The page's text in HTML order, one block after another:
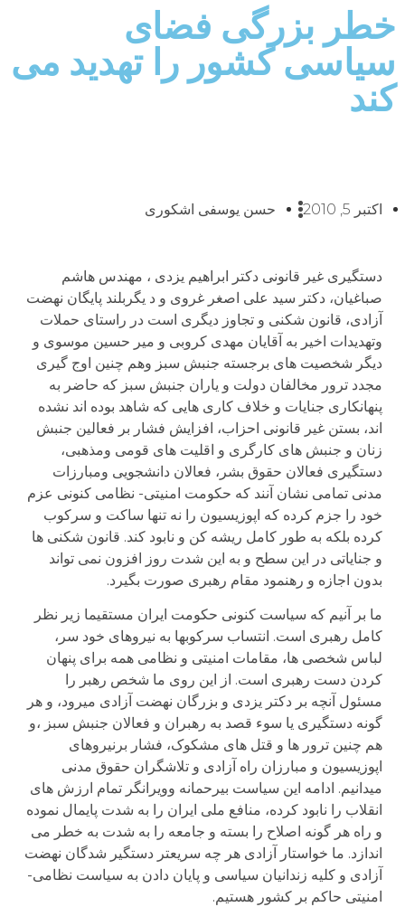
خطر بزرگی فضای
سیاسی کشور را تهدید می
کند
اکتبر 5, 2010 حسن یوسفی اشکوری
دستگيری غير قانونی دکتر ابراھيم يزدی ، مھندس ھاشم
صباغيان، دکتر سيد علی اصغر غروی و د يگربلند پايگان نھضت
آزادی، قانون شکنی و تجاوز ديگری است در راستای حملات
وتھديدات اخير به آقايان مھدی کروبی و مير حسين موسوی و
ديگر شخصيت ھای برجسته جنبش سبز وھم چنين اوج گيری
مجدد ترور مخالفان دولت و ياران جنبش سبز که حاضر به
پنھانکاری جنايات و خلاف کاری ھايی که شاھد بوده اند نشده
اند، بستن غير قانونی احزاب، افزايش فشار بر فعالين جنبش
زنان و جنبش ھای کارگری و اقليت ھای قومی ومذھبی،
دستگيری فعالان حقوق بشر، فعالان دانشجويی ومبارزات
مدنی تمامی نشان آنند که حکومت امنيتی- نظامی کنونی عزم
خود را جزم کرده که اپوزيسيون را نه تنھا ساکت و سرکوب
کرده بلکه به طور کامل ريشه کن و نابود کند. قانون شکنی ھا
و جناياتی در اين سطح و به اين شدت روز افزون نمی تواند
بدون اجازه و رھنمود مقام رھبری صورت بگيرد.
ما بر آنيم که سياست کنونی حکومت ايران مستقيما زير نظر
کامل رھبری است. انتساب سرکوبھا به نيروھای خود سر،
لباس شخصی ھا، مقامات امنيتی و نظامی ھمه برای پنھان
کردن دست رھبری است. از اين روی ما شخص رھبر را
مسئول آنچه بر دکتر يزدی و بزرگان نھضت آزادی ميرود، و ھر
گونه دستگيری يا سوء قصد به رھبران و فعالان جنبش سبز ،و
ھم چنين ترور ھا و قتل ھای مشکوک، فشار برنيروھای
اپوزيسيون و مبارزان راه آزادی و تلاشگران حقوق مدنی
ميدانيم. ادامه اين سياست بيرحمانه وويرانگر تمام ارزش ھای
انقلاب را نابود کرده، منافع ملی ايران را به شدت پايمال نموده
و راه ھر گونه اصلاح را بسته و جامعه را به شدت به خطر می
اندازد. ما خواستار آزادی ھر چه سريعتر دستگير شدگان نھضت
آزادی و کليه زندانيان سياسی و پايان دادن به سياست نظامی-
امنيتی حاکم بر کشور ھستيم.